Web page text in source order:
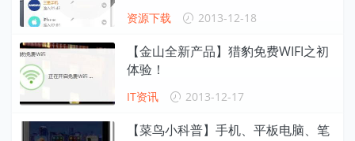
资源下载 2013-12-18
【金山全新产品】猎豹免费WIFI之初
体验！
IT资讯 2013-12-17
【菜鸟小科普】手机、平板电脑、笔